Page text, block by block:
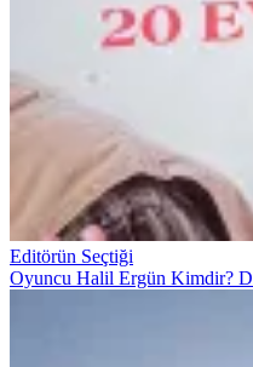
Editörün Seçtiği
Oyuncu Halil Ergün Kimdir?